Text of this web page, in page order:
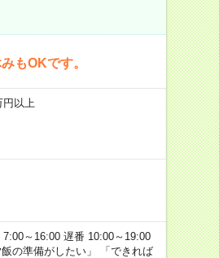
もOKです。
以上
～16:00 遅番 10:00～19:00
の準備がしたい」 「できれば